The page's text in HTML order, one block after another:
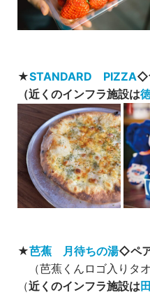
★STANDARD PIZZA◇
（近くのインフラ施設は
★芭蕉 月待ちの湯◇ペ
（芭蕉くんロゴ入りタ
（近くのインフラ施設は